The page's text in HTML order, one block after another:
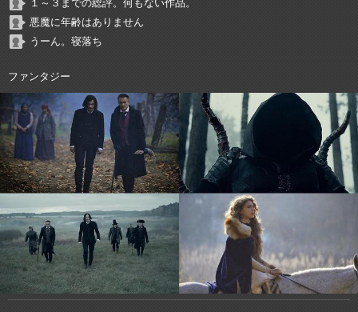
１～３までの総評。何もない作品。
悪魔に年齢はありません
うーん。寝落ち
ファンタジー